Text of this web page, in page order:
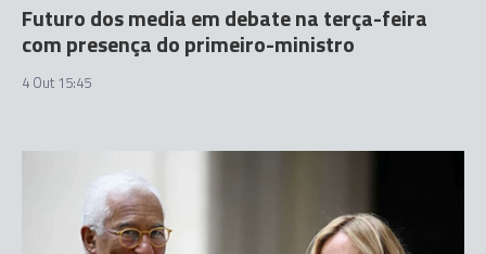
Futuro dos media em debate na terça-feira
com presença do primeiro-ministro
4 Out 15:45